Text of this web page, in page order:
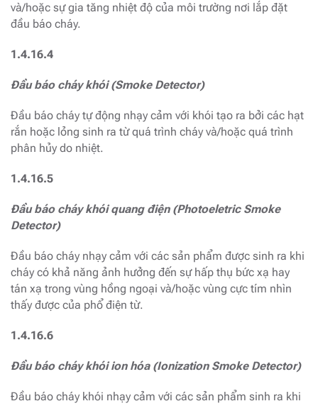
và/hoặc sự gia tăng nhiệt độ của môi trường nơi lắp đặt
đầu báo cháy.
1.4.16.4
Đầu báo cháy khói (Smoke Detector)
Đầu báo cháy tự động nhạy cảm với khói tạo ra bởi các hạt
rắn hoặc lỏng sinh ra từ quá trình cháy và/hoặc quá trình
phân hủy do nhiệt.
1.4.16.5
Đầu báo cháy khói quang điện (Photoeletric Smoke
Detector)
Đầu báo cháy nhạy cảm với các sản phẩm được sinh ra khi
cháy có khả năng ảnh hưởng đến sự hấp thụ bức xạ hay
tán xạ trong vùng hồng ngoại và/hoặc vùng cực tím nhìn
thấy được của phổ điện từ.
1.4.16.6
Đầu báo cháy khói ion hóa (Ionization Smoke Detector)
Đầu báo cháy khói nhạy cảm với các sản phẩm sinh ra khi